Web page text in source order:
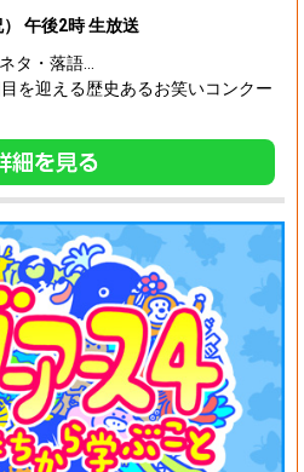
午後2時 生放送
タ・落語…
を迎える歴史あるお笑いコンクー